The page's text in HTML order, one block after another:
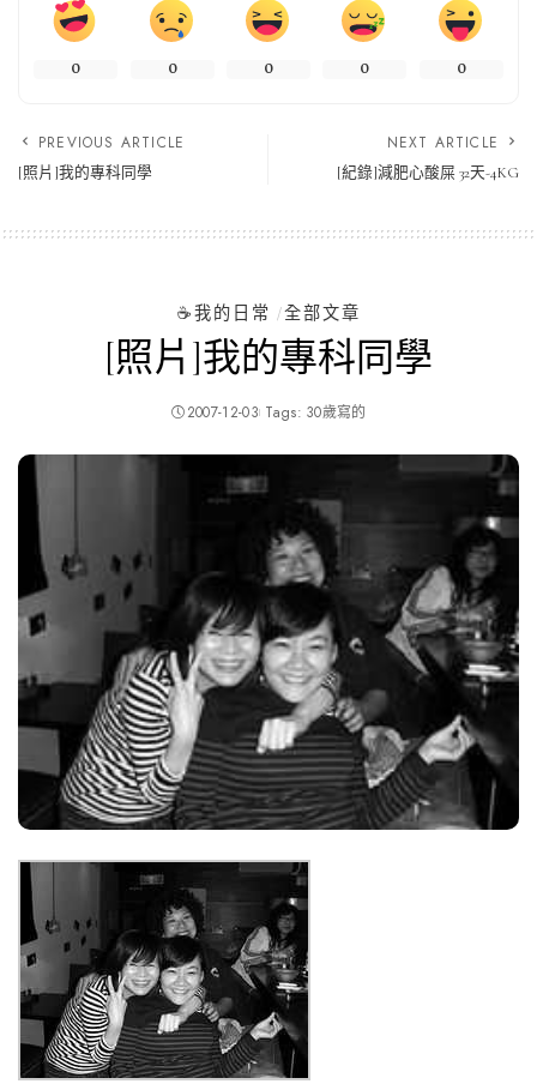
0 0 0 0 0
PREVIOUS ARTICLE
[照片]我的專科同學
NEXT ARTICLE
[紀錄]減肥心酸屎 32天-4KG
☕️我的日常 全部文章
[照片]我的專科同學
2007-12-03 Tags: 30歲寫的